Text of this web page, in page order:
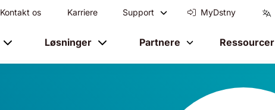
Kontakt os Karriere Support MyDstny
Løsninger Partnere Ressourcer